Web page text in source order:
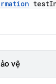
test
vệ